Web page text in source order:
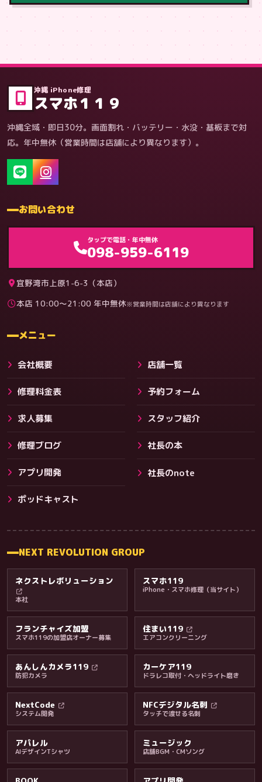
その他サービス
料金・保証・ご案内
症状・内容から
料金
沖縄 iPhone修理
スマホ１１９
沖縄全域・即日30分。画面割れ・バッテリー・水没・基板まで対
応。年中無休（営業時間は店舗により異なります）。
お問い合わせ
タップで電話・年中無休
098-959-6119
宜野湾市上原1-6-3（本店）
本店 10:00〜21:00 年中無休※営業時間は店舗により異なります
メニュー
会社概要 店舗一覧
修理料金表 予約フォーム
求人募集 スタッフ紹介
修理ブログ 社長の本
アプリ開発 社長のnote
ポッドキャスト
NEXT REVOLUTION GROUP
ネクストレボリューション
本社
スマホ119
iPhone・スマホ修理（当サイト）
フランチャイズ加盟
スマホ119の加盟店オーナー募集
住まい119
エアコンクリーニング
あんしんカメラ119
防犯カメラ
カーケア119
ドラレコ取付・ヘッドライト磨き
NextCode
システム開発
NFCデジタル名刺
タッチで渡せる名刺
アパレル
AIデザインTシャツ
ミュージック
店舗BGM・CMソング